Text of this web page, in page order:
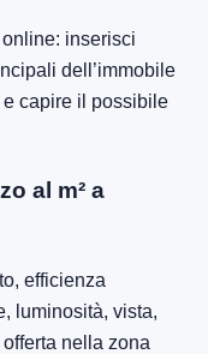
inserisci
dell’immobile
capire il possibile
al m² a
efficienza
luminosità, vista,
nella zona